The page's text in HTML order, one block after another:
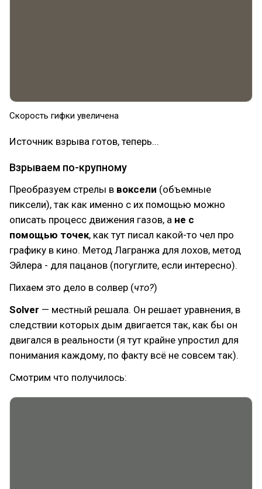
Скорость гифки увеличена
Источник взрыва готов, теперь...
Взрываем по-крупному
Преобразуем стрелы в воксели (объемные
пиксели), так как именно с их помощью можно
описать процесс движения газов, а не с
помощью точек, как тут писал какой-то чел про
графику в кино. Метод Лагранжа для лохов, метод
Эйлера - для пацанов (погуглите, если интересно).
Пихаем это дело в солвер (что?)
Solver — местный решала. Он решает уравнения, в
следствии которых дым двигается так, как бы он
двигался в реальности (я тут крайне упростил для
понимания каждому, по факту всё не совсем так).
Смотрим что получилось: